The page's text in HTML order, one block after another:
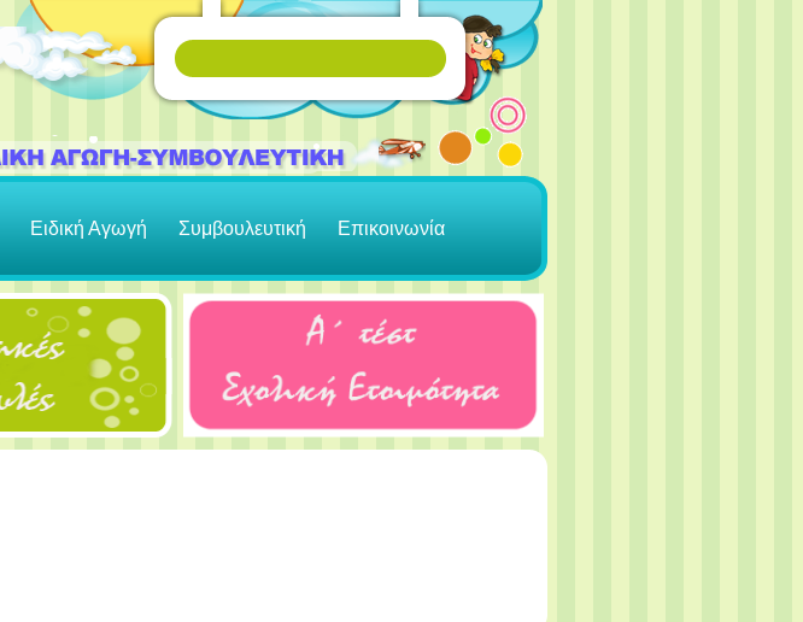
Ειδική Αγωγή Συμβουλευτική Επικοινωνία